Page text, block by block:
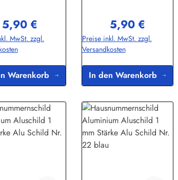
e.K.Meddenwarf
1a22457
Regulärer Preis:
5,90 €
MwSt. zzgl.
Warenkorb
Binikowski e.K.Meddenwarf
1a22457
Hamburginfo@buddel.de
Regulärer Preis:
5,90 €
Preise inkl. MwSt. zzgl.
Versandkosten
In den Warenkorb